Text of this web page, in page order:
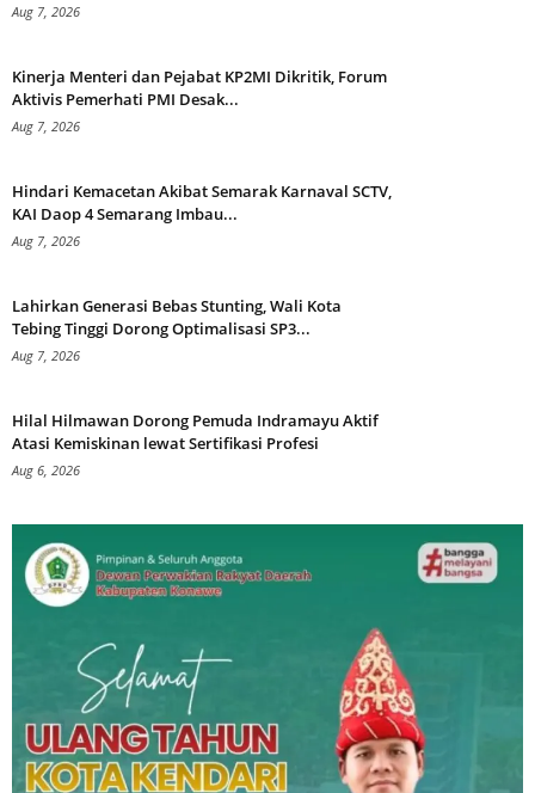
Aug 7, 2026
Kinerja Menteri dan Pejabat KP2MI Dikritik, Forum
Aktivis Pemerhati PMI Desak...
Aug 7, 2026
Hindari Kemacetan Akibat Semarak Karnaval SCTV,
KAI Daop 4 Semarang Imbau...
Aug 7, 2026
Lahirkan Generasi Bebas Stunting, Wali Kota
Tebing Tinggi Dorong Optimalisasi SP3...
Aug 7, 2026
Hilal Hilmawan Dorong Pemuda Indramayu Aktif
Atasi Kemiskinan lewat Sertifikasi Profesi
Aug 6, 2026